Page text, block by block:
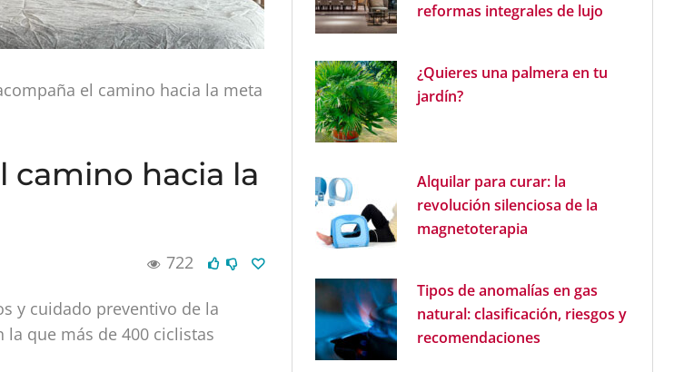
el camino hacia la meta
camino hacia la
722
y cuidado preventivo de la
que más de 400 ciclistas
reformas integrales de lujo
¿Quieres una palmera en tu
jardín?
Alquilar para curar: la
revolución silenciosa de la
magnetoterapia
Tipos de anomalías en gas
natural: clasificación, riesgos y
recomendaciones